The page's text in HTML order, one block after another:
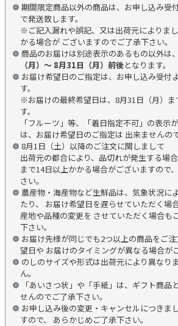
期間限定商品以外の商品は、お申し込み受
で発送致します。
※ご記入漏れや誤記、又は出荷元によりま
かる場合が ございますのでご了承下さい。
商品のお届けは別途表示のあるもの以外は、
（月）～ 8月31日（月）前後となります。
お届け希望日のご指定は、お申し込み受付
す。
※お届けの最終希望日は、8月31日（月）ま
す。
「フルーツ」等、「着日指定不可」の表示
は、お届け希望日のご指定は 出来ませんの
8月1日（土）以降のご注文に関しまして
出荷元の都合により、品切れが発生する場
まで14日以上かかる場合がございますので
さい。
農産物・海産物など生鮮品は、気象状況に
たり、 お届け希望日を遅らせていただく場
産地や品種の変更を させていただく場合も
下さい。
お届け先様が同じでも2つ以上の商品をご
望日や お届けのタイミングが異なる場合が
のしのサイズや形式は出荷元により異なり
ん。
「あいさつ状」や「手紙」は、ギフト商品
せんのでご了承下さい。
お申し込み後の変更・キャンセルにつきま
すので、 あらかじめご了承下さい。